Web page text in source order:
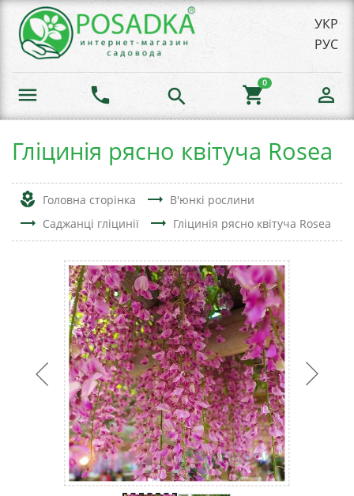
УКР
РУС
menu phone search shopping_cart
0
person_outline
Гліцинія рясно квітуча Rosea
local_florist Головна сторінка trending_flat В'юнкі рослини
trending_flat Саджанці гліцинії trending_flat Гліцинія рясно квітуча Rosea